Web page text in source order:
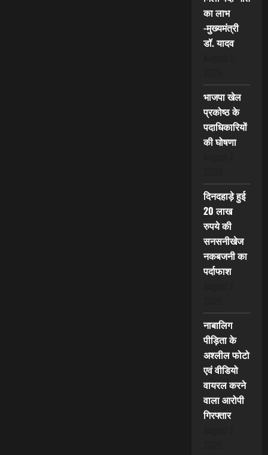
का लाभ
-मुख्यमंत्री
डॉ. यादव
भाजपा खेल
प्रकोष्ठ के
पदाधिकारियों
की घोषणा
दिनदहाड़े हुई
20 लाख
रुपये की
सनसनीखेज
नकबजनी का
पर्दाफाश
नाबालिग
पीड़िता के
अश्लील फोटो
एवं वीडियो
वायरल करने
वाला आरोपी
गिरफ्तार